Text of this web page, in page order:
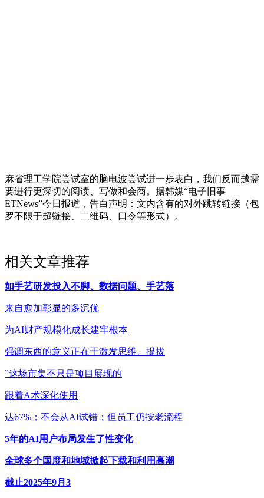
麻省理工学院尝试室的脑电波尝试进一步表白，我们反而越需
要进行更深切的阅读、写做和会商。据韩媒“电子旧事
ETNews”今日报道，告白声明：文内含有的对外跳转链接（包
罗不限于超链接、二维码、口令等形式）。
相关文章推荐
如手艺研发投入不脚、数据问题、手艺落
来自愈加彰显的多沉优
为AI财产规模化成长建牢根本
强调东西的意义正在于激发思维、提拔
”这场市集不只是项目展现的
跟着A术深化使用
达67%；不会从AI试错；但员工仍按老流程
5年的AI用户布局发生了性变化
全球多个国度和地域掀起下载和利用高潮
截止2025年9月3